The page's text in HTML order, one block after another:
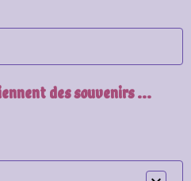
des souvenirs ...